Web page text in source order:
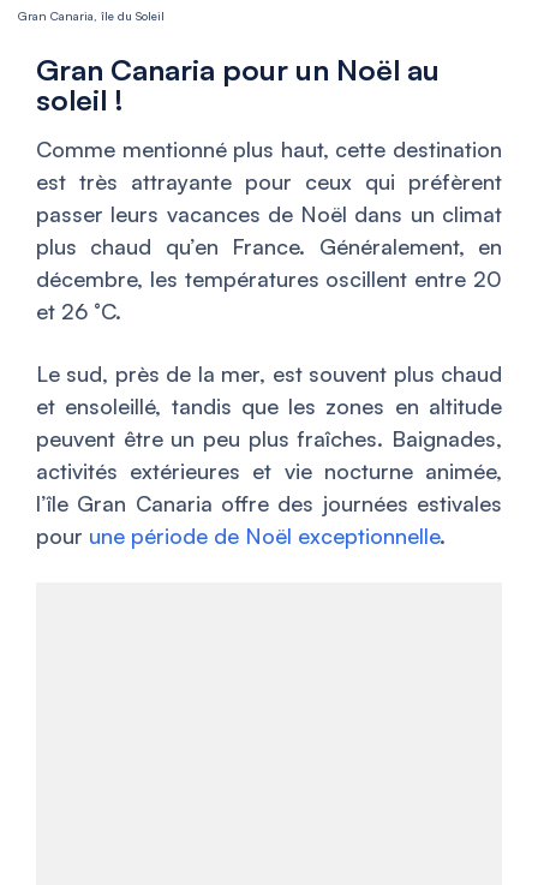
Gran Canaria, île du Soleil
Gran Canaria pour un Noël au
soleil !
Comme mentionné plus haut, cette destination
est très attrayante pour ceux qui préfèrent
passer leurs vacances de Noël dans un climat
plus chaud qu’en France. Généralement, en
décembre, les températures oscillent entre 20
et 26 °C.
Le sud, près de la mer, est souvent plus chaud
et ensoleillé, tandis que les zones en altitude
peuvent être un peu plus fraîches. Baignades,
activités extérieures et vie nocturne animée,
l’île Gran Canaria offre des journées estivales
pour une période de Noël exceptionnelle.